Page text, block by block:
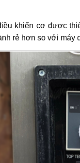
khiển cơ được
rẻ hơn so với máy